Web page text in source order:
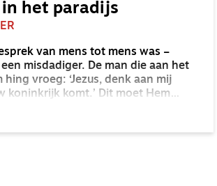
in het paradijs
van mens tot mens was –
misdadiger. De man die aan het
hing vroeg: ‘Jezus, denk aan mij
koninkrijk komt.’ Dit moet Hem
in de oren hebben geklonken.